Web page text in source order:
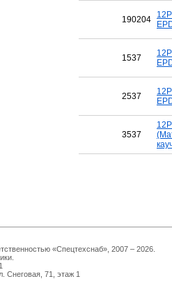
190204
1537
2537
3537
«Спецтехснаб», 2007 – 2026.
Снеговая, 71, этаж 1